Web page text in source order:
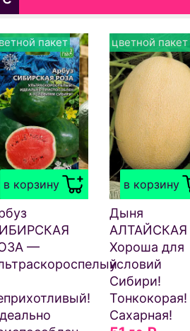
в корзину
пакет
—
в корзину
цветной пакет
Дыня
Хороша для
условий
Сибири!
Тонкокорая!
Сахарная!